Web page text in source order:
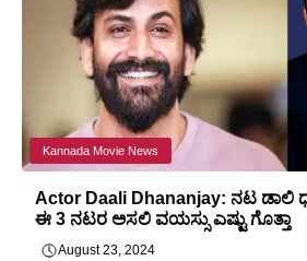
Kannada Movie News
Actor Daali Dhananjay: ನಟ
ಈ 3 ನಟರ ಅಸಲಿ ವಯಸ್ಸು ಎಷ್ಟು ಗೊತ್ತಾ
August 23, 2024